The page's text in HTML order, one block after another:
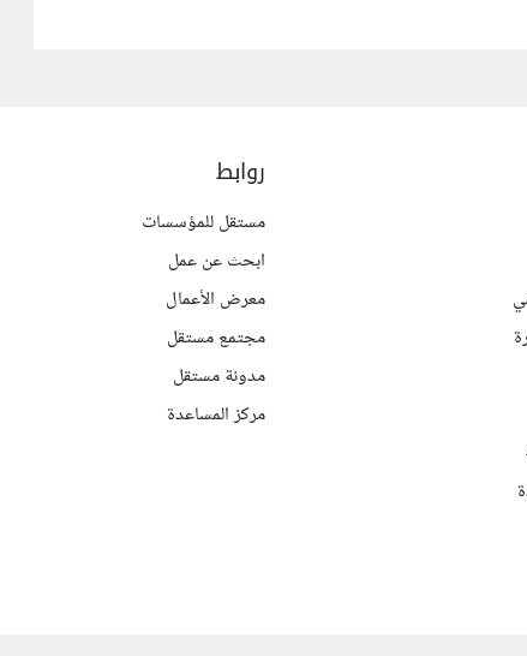
روابط
مستقل للمؤسسات
ابحث عن عمل
معرض الأعمال
مجتمع مستقل
مدونة مستقل
مركز المساعدة